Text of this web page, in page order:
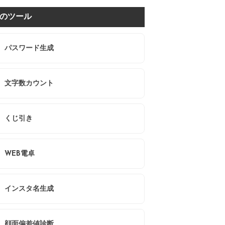
ツール
パスワード生成
文字数カウント
くじ引き
WEB電卓
インスタ名生成